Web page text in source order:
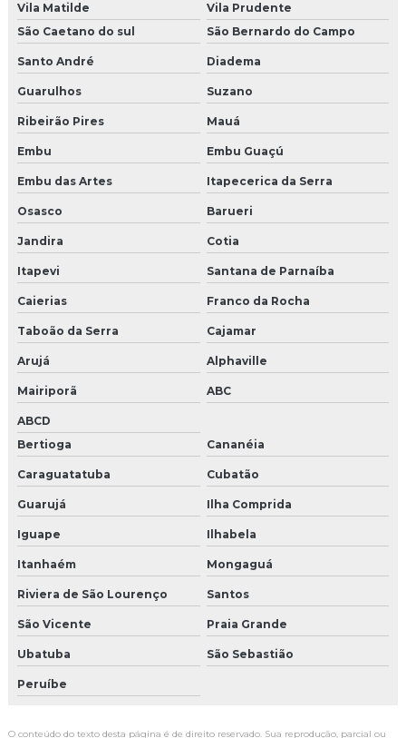
Empresa de brindes personalizados sp
Agencia de live marketing
Empresas de brindes promocionais
Empresa que faz pet park
Empresas de brindes
Empresa de shows e eventos
Produtora de shows e eventos
Empresas de shows e eventos em sp
Produtora de eventos corporativos são paulo
Agencia de criação
Agencia de eventos em campinas
Empresa de criação de publicidade
Empresas cenografia em campinas
Agência de eventos experiência
Agência de produção de eventos
Agência de produção de festa de confraternização
Vila Matilde
Vila Prudente
São Caetano do sul
São Bernardo do Campo
Santo André Diadema
Guarulhos Suzano
Ribeirão Pires Mauá
Embu Embu Guaçú
Embu das Artes Itapecerica da Serra
Osasco Barueri
Jandira Cotia
Itapevi Santana de Parnaíba
Caierias Franco da Rocha
Taboão da Serra Cajamar
Arujá Alphaville
Mairiporã ABC
ABCD
Bertioga
Cananéia
Caraguatatuba Cubatão
Guarujá Ilha Comprida
Iguape Ilhabela
Itanhaém Mongaguá
Riviera de São Lourenço Santos
São Vicente Praia Grande
Ubatuba São Sebastião
Peruíbe
O conteúdo do texto desta página é de direito reservado. Sua reprodução, parcial ou